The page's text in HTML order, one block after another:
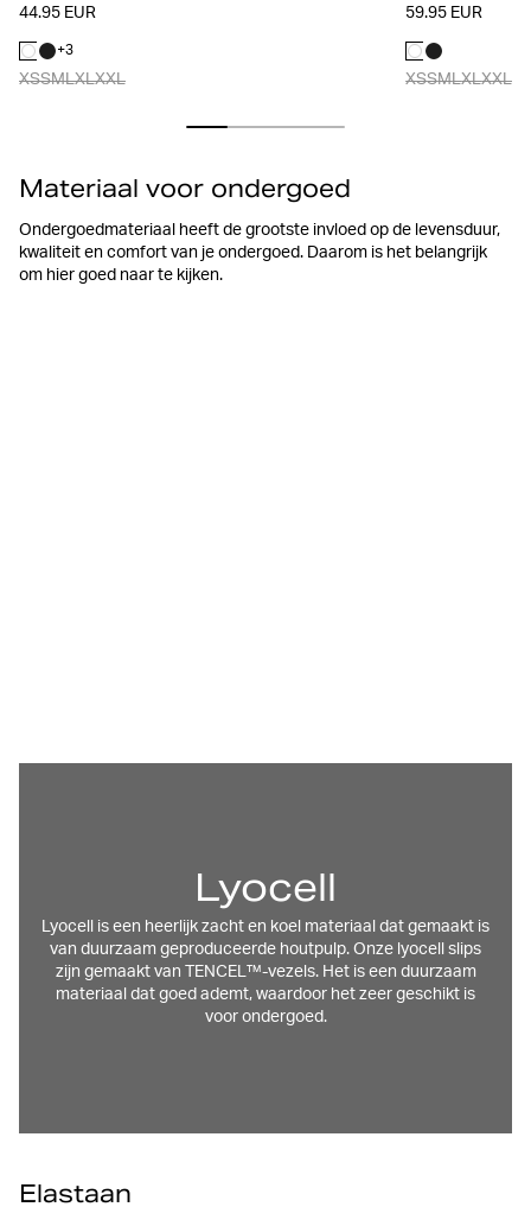
44.95 EUR
+3
XSSMLXLXXL
59.95 EUR
XSSMLXLXXL
Materiaal voor ondergoed
Ondergoedmateriaal heeft de grootste invloed op de levensduur,
kwaliteit en comfort van je ondergoed. Daarom is het belangrijk
om hier goed naar te kijken.
Lyocell
Lyocell is een heerlijk zacht en koel materiaal dat gemaakt is
van duurzaam geproduceerde houtpulp. Onze lyocell slips
zijn gemaakt van TENCEL™-vezels. Het is een duurzaam
materiaal dat goed ademt, waardoor het zeer geschikt is
voor ondergoed.
Elastaan